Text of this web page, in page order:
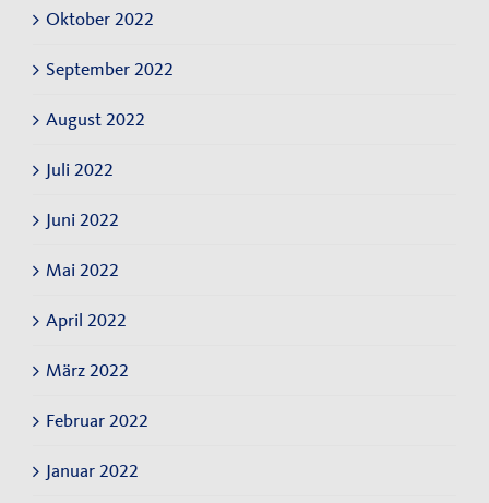
Oktober 2022
September 2022
August 2022
Juli 2022
Juni 2022
Mai 2022
April 2022
März 2022
Februar 2022
Januar 2022